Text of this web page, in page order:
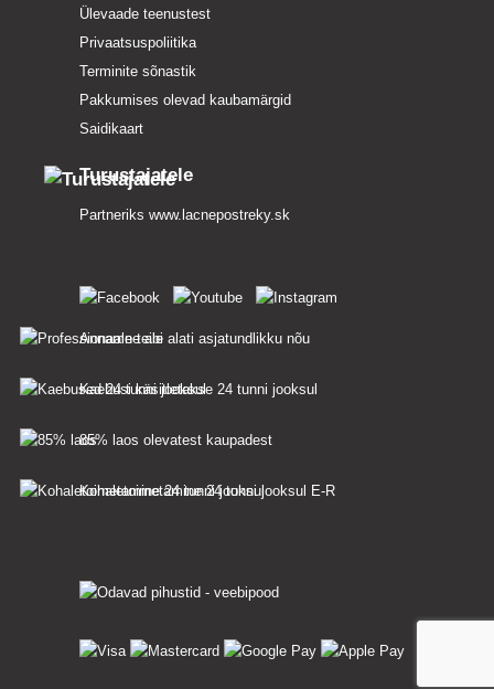
Ülevaade teenustest
Privaatsuspoliitika
Terminite sõnastik
Pakkumises olevad kaubamärgid
Saidikaart
Turustajatele
Partneriks www.lacnepostreky.sk
Anname teile alati asjatundlikku nõu
Kaebusi käsitletakse 24 tunni jooksul
85% laos olevatest kaupadest
Kohaletoimetamine 24 tunni jooksul E-R